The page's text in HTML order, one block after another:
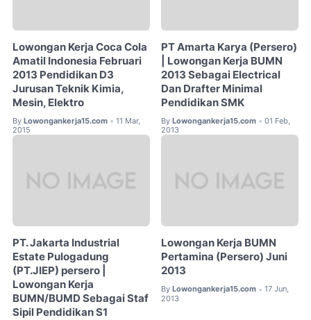
Lowongan Kerja Coca Cola
Amatil Indonesia Februari
2013 Pendidikan D3
Jurusan Teknik Kimia,
Mesin, Elektro
By Lowongankerja15.com • 11 Mar,
2015
PT Amarta Karya (Persero)
| Lowongan Kerja BUMN
2013 Sebagai Electrical
Dan Drafter Minimal
Pendidikan SMK
By Lowongankerja15.com • 01 Feb,
2013
PT. Jakarta Industrial
Estate Pulogadung
(PT.JIEP) persero |
Lowongan Kerja
BUMN/BUMD Sebagai Staf
Sipil Pendidikan S1
Lowongan Kerja BUMN
Pertamina (Persero) Juni
2013
By Lowongankerja15.com • 17 Jun,
2013